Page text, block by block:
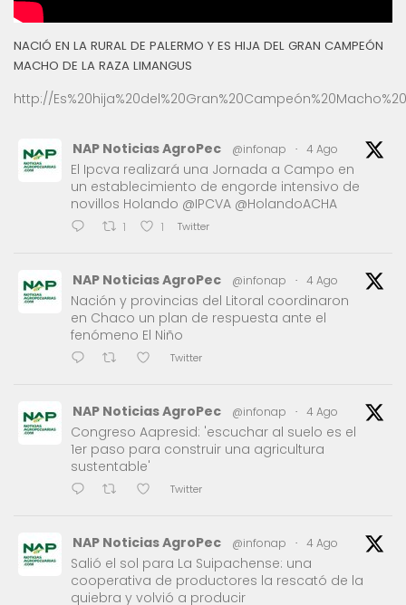
NACIÓ EN LA RURAL DE PALERMO Y ES HIJA DEL GRAN CAMPEÓN
MACHO DE LA RAZA LIMANGUS
http://
NAP Noticias AgroPec @infonap · 4 Ago
El Ipcva realizará una Jornada a Campo en
un establecimiento de engorde intensivo de
novillos Holando @IPCVA @HolandoACHA
1 1 Twitter
NAP Noticias AgroPec @infonap · 4 Ago
Nación y provincias del Litoral coordinaron
en Chaco un plan de respuesta ante el
fenómeno El Niño
Twitter
NAP Noticias AgroPec @infonap · 4 Ago
Congreso Aapresid: 'escuchar al suelo es el
1er paso para construir una agricultura
sustentable'
Twitter
NAP Noticias AgroPec @infonap · 4 Ago
Salió el sol para La Suipachense: una
cooperativa de productores la rescató de la
quiebra y volvió a producir